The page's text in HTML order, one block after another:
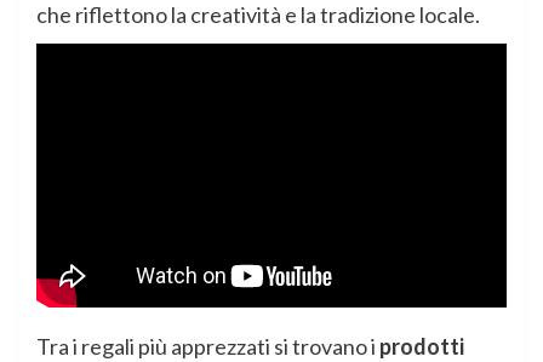
che riflettono la creatività e la tradizione locale.
Tra i regali più apprezzati si trovano i prodotti